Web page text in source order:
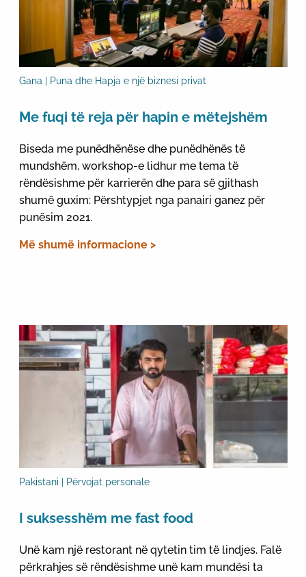
Gana | Puna dhe Hapja e një biznesi privat
Me fuqi të reja për hapin e mëtejshëm
Biseda me punëdhënëse dhe punëdhënës të
mundshëm, workshop-e lidhur me tema të
rëndësishme për karrierën dhe para së gjithash
shumë guxim: Përshtypjet nga panairi ganez për
punësim 2021.
Më shumë informacione >
Pakistani | Përvojat personale
I suksesshëm me fast food
Unë kam një restorant në qytetin tim të lindjes. Falë
përkrahjes së rëndësishme unë kam mundësi ta